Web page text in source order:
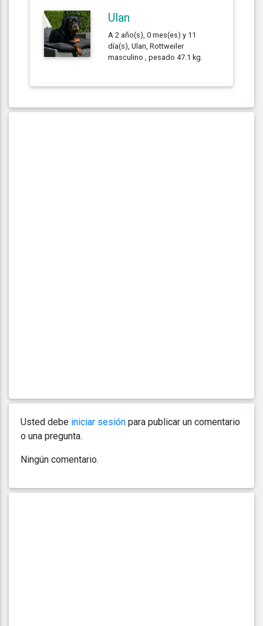
Ulan
A 2 año(s), 0 mes(es) y 11
día(s), Ulan, Rottweiler
masculino , pesado 47.1 kg.
Usted debe iniciar sesión para publicar un comentario
o una pregunta.
Ningún comentario.